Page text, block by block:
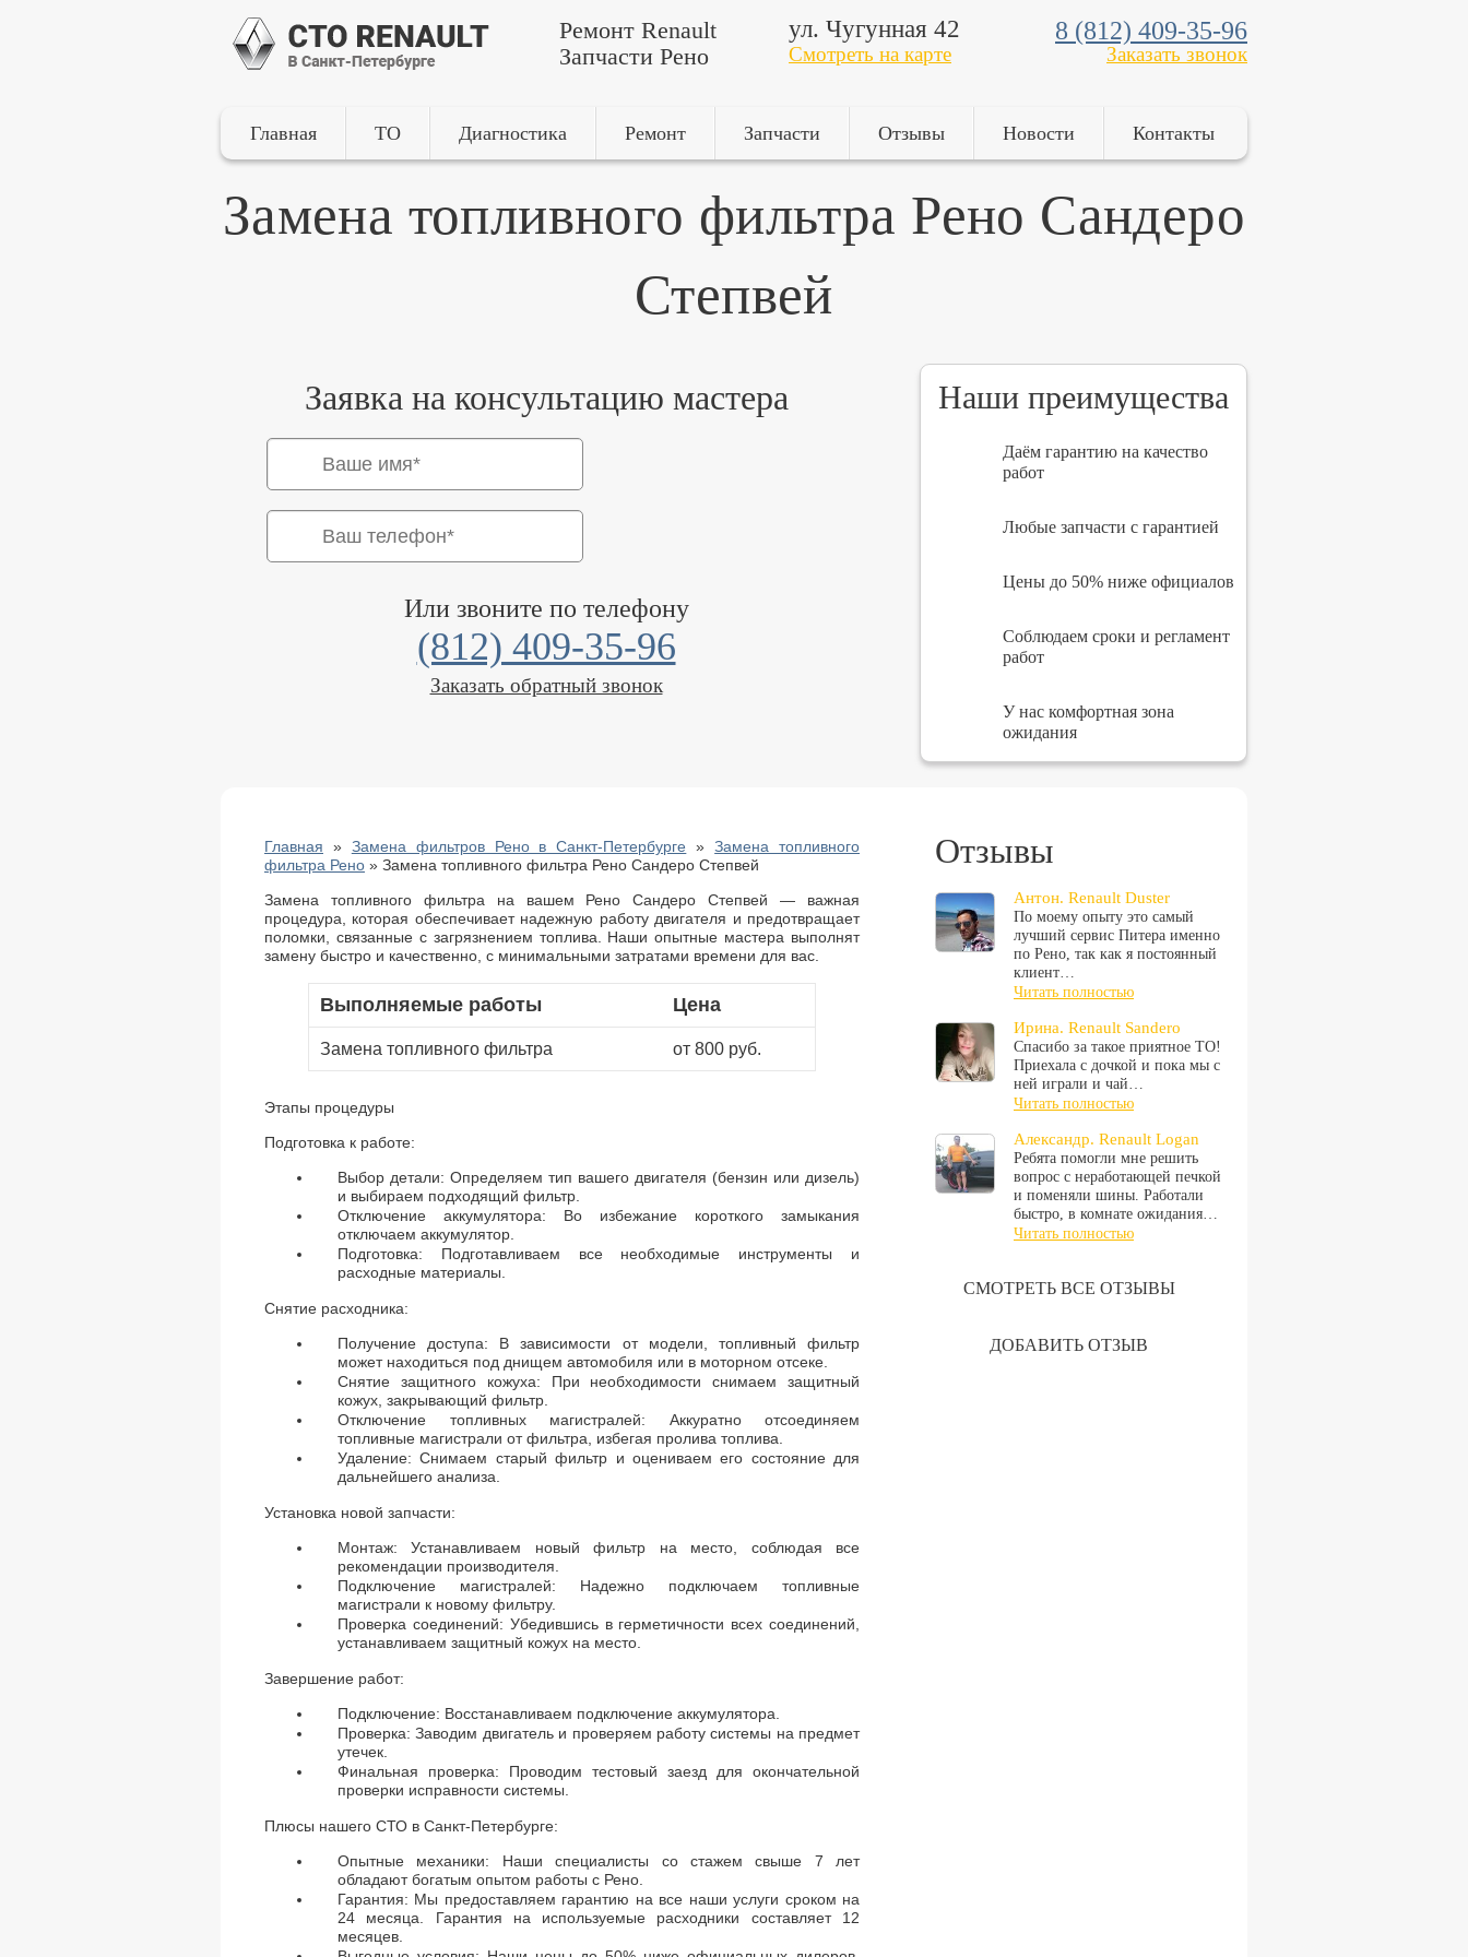
Ремонт Renault
Запчасти Рено
ул. Чугунная 42
Смотреть на карте
8 (812) 409-35-96
Заказать звонок
Главная ТО Диагностика Ремонт Запчасти Отзывы Новости Контакты
Замена топливного фильтра Рено Сандеро
Степвей
Заявка на консультацию мастера
Или звоните по телефону
(812) 409-35-96
Заказать обратный звонок
Наши преимущества
Даём гарантию на качество
работ
Любые запчасти с гарантией
Цены до 50% ниже официалов
Соблюдаем сроки и регламент
работ
У нас комфортная зона
ожидания
Главная » Замена фильтров Рено в Санкт-Петербурге »Замена топливного
фильтра Рено » Замена топливного фильтра Рено Сандеро Степвей
Замена топливного фильтра на вашем Рено Сандеро Степвей — важная
процедура, которая обеспечивает надежную работу двигателя и предотвращает
поломки, связанные с загрязнением топлива. Наши опытные мастера выполнят
замену быстро и качественно, с минимальными затратами времени для вас.
Выполняемые работы Цена
Замена топливного фильтра от 800 руб.
Этапы процедуры
Подготовка к работе:
Выбор детали: Определяем тип вашего двигателя (бензин или дизель)
и выбираем подходящий фильтр.
Отключение аккумулятора: Во избежание короткого замыкания
отключаем аккумулятор.
Подготовка: Подготавливаем все необходимые инструменты и
расходные материалы.
Снятие расходника:
Получение доступа: В зависимости от модели, топливный фильтр
может находиться под днищем автомобиля или в моторном отсеке.
Снятие защитного кожуха: При необходимости снимаем защитный
кожух, закрывающий фильтр.
Отключение топливных магистралей: Аккуратно отсоединяем
топливные магистрали от фильтра, избегая пролива топлива.
Удаление: Снимаем старый фильтр и оцениваем его состояние для
дальнейшего анализа.
Установка новой запчасти:
Монтаж: Устанавливаем новый фильтр на место, соблюдая все
рекомендации производителя.
Подключение магистралей: Надежно подключаем топливные
магистрали к новому фильтру.
Проверка соединений: Убедившись в герметичности всех соединений,
устанавливаем защитный кожух на место.
Завершение работ:
Подключение: Восстанавливаем подключение аккумулятора.
Проверка: Заводим двигатель и проверяем работу системы на предмет
утечек.
Финальная проверка: Проводим тестовый заезд для окончательной
проверки исправности системы.
Плюсы нашего СТО в Санкт-Петербурге:
Опытные механики: Наши специалисты со стажем свыше 7 лет
обладают богатым опытом работы с Рено.
Гарантия: Мы предоставляем гарантию на все наши услуги сроком на
24 месяца. Гарантия на используемые расходники составляет 12
месяцев.
Отзывы
Антон. Renault Duster
По моему опыту это самый
лучший сервис Питера именно
по Рено, так как я постоянный
клиент…
Читать полностью
Ирина. Renault Sandero
Спасибо за такое приятное ТО!
Приехала с дочкой и пока мы с
ней играли и чай…
Читать полностью
Александр. Renault Logan
Ребята помогли мне решить
вопрос с неработающей печкой
и поменяли шины. Работали
быстро, в комнате ожидания…
Читать полностью
СМОТРЕТЬ ВСЕ ОТЗЫВЫ
ДОБАВИТЬ ОТЗЫВ